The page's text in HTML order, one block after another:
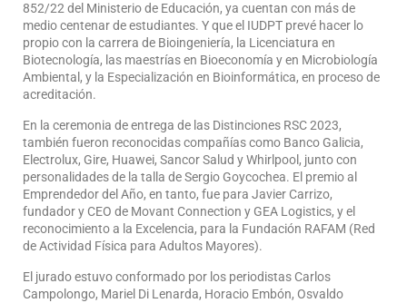
852/22 del Ministerio de Educación, ya cuentan con más de
medio centenar de estudiantes. Y que el IUDPT prevé hacer lo
propio con la carrera de Bioingeniería, la Licenciatura en
Biotecnología, las maestrías en Bioeconomía y en Microbiología
Ambiental, y la Especialización en Bioinformática, en proceso de
acreditación.
En la ceremonia de entrega de las Distinciones RSC 2023,
también fueron reconocidas compañías como Banco Galicia,
Electrolux, Gire, Huawei, Sancor Salud y Whirlpool, junto con
personalidades de la talla de Sergio Goycochea. El premio al
Emprendedor del Año, en tanto, fue para Javier Carrizo,
fundador y CEO de Movant Connection y GEA Logistics, y el
reconocimiento a la Excelencia, para la Fundación RAFAM (Red
de Actividad Física para Adultos Mayores).
El jurado estuvo conformado por los periodistas Carlos
Campolongo, Mariel Di Lenarda, Horacio Embón, Osvaldo